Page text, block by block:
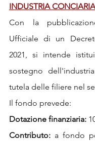
INDUSTRIA CONCIARIA
Con la
Ufficiale di un
2021, si intende
sostegno
tutela delle filiere nel
Il fondo prevede:
Dotazione finanziaria:
Contributo: a fondo